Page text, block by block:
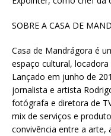
SOBRE A CASA DE
Casa de Mandrágora é
espaço cultural,
Lançado em junho de
jornalista e artista
fotógrafa e diretora de
mix de serviços e
convivência entre a arte,